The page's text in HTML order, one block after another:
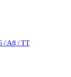
/ A8 / TT